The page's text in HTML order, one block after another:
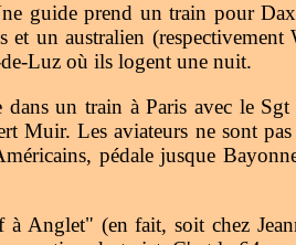
guide prend un train pour
et un australien
Luz où ils logent une nuit.
un train à Paris avec le Sgt
Muir. Les aviateurs ne sont
pédale jusque
à Anglet" (en fait, soit chez